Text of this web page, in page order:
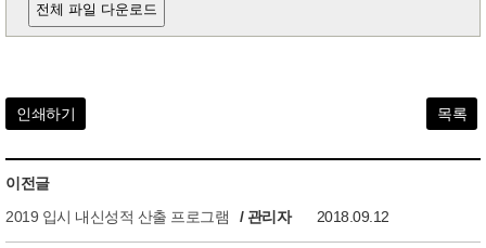
전체 파일 다운로드
인쇄하기 목록
이전글
2019 입시 내신성적 산출 프로그램
/ 관리자 2018.09.12